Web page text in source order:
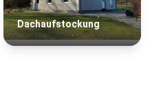
Dachaufstockung